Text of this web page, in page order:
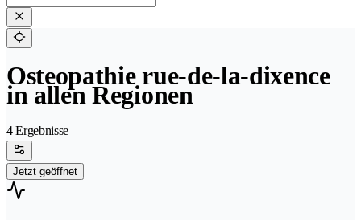
Osteopathie rue-de-la-dixence
in allen Regionen
4 Ergebnisse
Jetzt geöffnet